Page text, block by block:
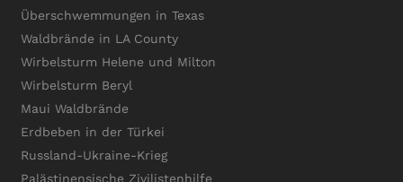
Überschwemmungen in Texas
Waldbrände in LA County
Wirbelsturm Helene und Milton
Wirbelsturm Beryl
Maui Waldbrände
Erdbeben in der Türkei
Russland-Ukraine-Krieg
Palästinensische Zivilistenhilfe